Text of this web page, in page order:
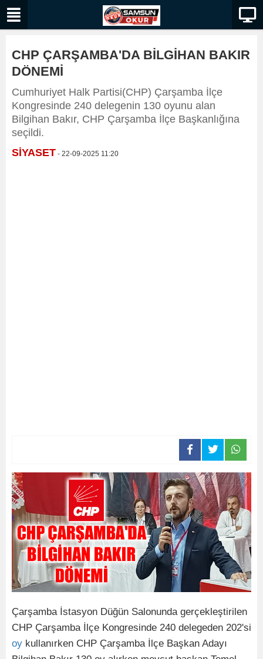
CHP ÇARŞAMBA'DA BİLGİHAN BAKIR
DÖNEMİ
Cumhuriyet Halk Partisi(CHP) Çarşamba İlçe
Kongresinde 240 delegenin 130 oyunu alan
Bilgihan Bakır, CHP Çarşamba İlçe Başkanlığına
seçildi.
SİYASET - 22-09-2025 11:20
Çarşamba İstasyon Düğün Salonunda gerçekleştirilen
CHP Çarşamba İlçe Kongresinde 240 delegeden 202'si
oy kullanırken CHP Çarşamba İlçe Başkan Adayı